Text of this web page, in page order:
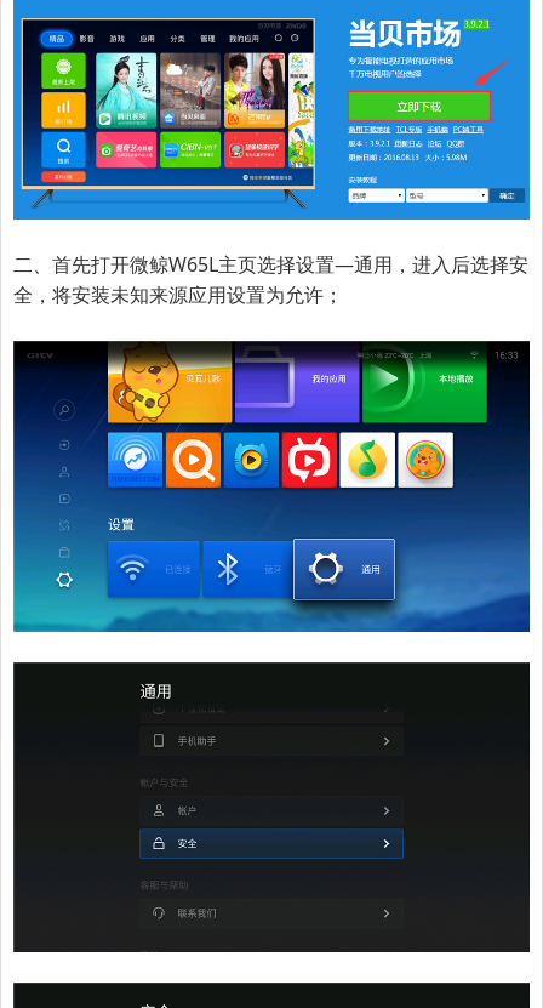
二、首先打开微鲸W65L主页选择设置—通用，进入后选择安
全，将安装未知来源应用设置为允许；